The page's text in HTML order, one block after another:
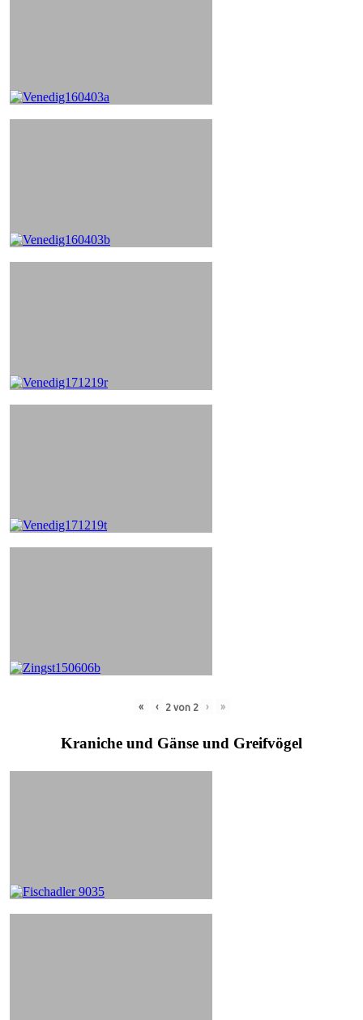
« ‹ 2von 2 › »
Kraniche und Gänse und Greifvögel